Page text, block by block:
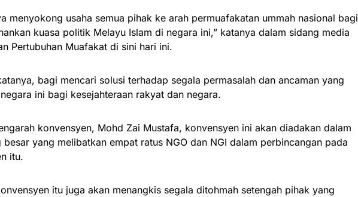
menyokong usaha semua pihak ke arah permuafakatan ummah nasional bagi
kuasa politik Melayu Islam di negara ini,” katanya dalam sidang media
Pertubuhan Muafakat di sini hari ini.
bagi mencari solusi terhadap segala permasalah dan ancaman yang
ini bagi kesejahteraan rakyat dan negara.
konvensyen, Mohd Zai Mustafa, konvensyen ini akan diadakan dalam
besar yang melibatkan empat ratus NGO dan NGI dalam perbincangan pada
itu.
itu juga akan menangkis segala ditohmah setengah pihak yang